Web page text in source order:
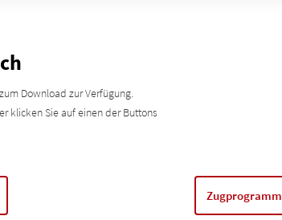
Download zur Verfügung.
klicken Sie auf einen der Buttons
Zugprogramm